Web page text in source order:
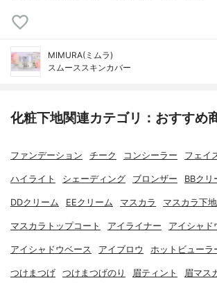
MIMURA(ミムラ)
スムーススキンカバー
化粧下地関連カテゴリ：おすすめ
ファンデーション チーク コンシーラー フェイ
ハイライト シェーディング ブロンザー BBクリ
DDクリーム EEクリーム マスカラ マスカラ下地
マスカラトップコート アイライナー アイシャド
アイシャドウベース アイブロウ ホットビューラ
つけまつげ つけまつげのり 眉ティント 眉マス